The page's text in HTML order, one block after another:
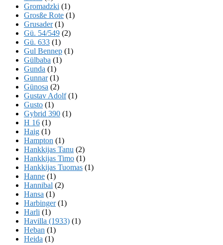
Gromadzki (1)
Grosße Rote (1)
Grusader(1)
Gü. 54/549 (2)
Gü. 633 (1)
Gul Bennep (1)
Gülbaba (1)
Gunda (1)
Gunnar(1)
Günosa (2)
Gustav Adolf(1)
Gusto (1)
Gybrid 390 (1)
H 16 (1)
Haig (1)
Hampton (1)
Hankkijas Tanu (2)
Hankkijas Timo (1)
Hankkijas Tuomas (1)
Hanne (1)
Hannibal (2)
Hansa (1)
Harbinger(1)
Harli (1)
Havilla (1933) (1)
Heban (1)
Heida (1)